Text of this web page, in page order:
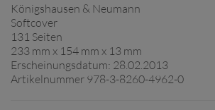
Königshausen & Neumann
Softcover
131 Seiten
233 mm x 154 mm x 13 mm
Erscheinungsdatum: 28.02.2013
Artikelnummer 978-3-8260-4962-0